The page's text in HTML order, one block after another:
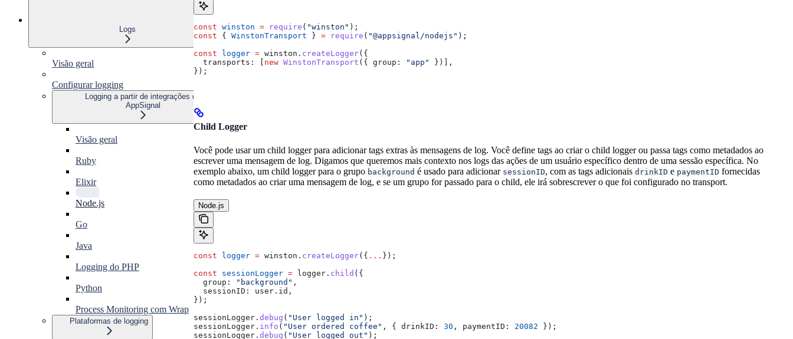
Logs
Visão geral
Configurar logging
Logging a partir de integrações do
AppSignal
Visão geral
Ruby
Elixir
Node.js
Go
Java
Logging do PHP
Python
Process Monitoring com Wrap
Plataformas de logging
const winston = require ( "winston" );
const { WinstonTransport } = require ( "@appsignal/nodejs" );
const logger = winston . createLogger({
  transports:
new WinstonTransport ({ group: "app"
})],
});
Child Logger
Você pode usar um child logger para adicionar tags extras às mensagens de log. Você define tags ao criar o child logger ou passa tags como metadados ao
escrever uma mensagem de log. Digamos que queremos mais contexto nos logs das ações de um usuário específico dentro de uma sessão específica. No
exemplo abaixo, um child logger para o grupo background é usado para adicionar sessionID, com as tags adicionais drinkID e paymentID fornecidas
como metadados ao criar uma mensagem de log, e se um grupo for passado para o child, ele irá sobrescrever o que foi configurado no transport.
Node.js
const logger = winston . createLogger({ ... });
const sessionLogger = logger . child ({
  group:
"background" ,
  sessionID:
user . id ,
});
sessionLogger . debug ( "User logged in" );
sessionLogger . info ( "User ordered coffee" , { drinkID: 30 , paymentID: 20082 });
sessionLogger . debug ( "User logged out" );